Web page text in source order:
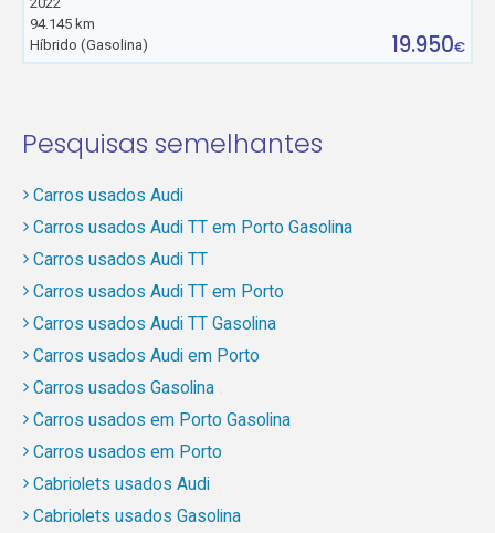
94.145 km
Híbrido (Gasolina)
19.950€
Pesquisas semelhantes
Carros usados Audi
Carros usados Audi TT em Porto Gasolina
Carros usados Audi TT
Carros usados Audi TT em Porto
Carros usados Audi TT Gasolina
Carros usados Audi em Porto
Carros usados Gasolina
Carros usados em Porto Gasolina
Carros usados em Porto
Cabriolets usados Audi
Cabriolets usados Gasolina